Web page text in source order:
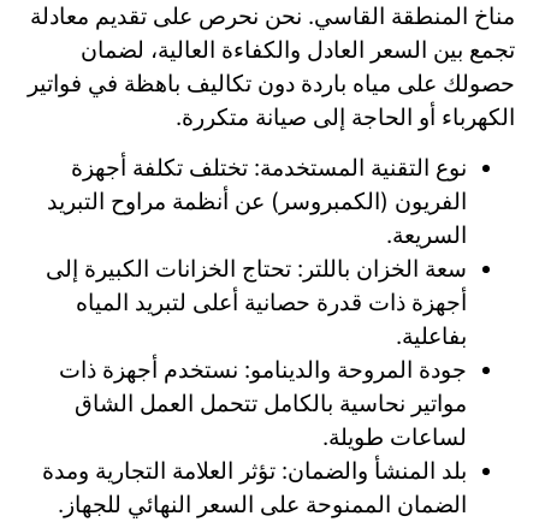
مناخ المنطقة القاسي. نحن نحرص على تقديم معادلة
تجمع بين السعر العادل والكفاءة العالية، لضمان
حصولك على مياه باردة دون تكاليف باهظة في فواتير
الكهرباء أو الحاجة إلى صيانة متكررة.
نوع التقنية المستخدمة: تختلف تكلفة أجهزة
الفريون (الكمبروسر) عن أنظمة مراوح التبريد
السريعة.
سعة الخزان باللتر: تحتاج الخزانات الكبيرة إلى
أجهزة ذات قدرة حصانية أعلى لتبريد المياه
بفاعلية.
جودة المروحة والدينامو: نستخدم أجهزة ذات
مواتير نحاسية بالكامل تتحمل العمل الشاق
لساعات طويلة.
بلد المنشأ والضمان: تؤثر العلامة التجارية ومدة
الضمان الممنوحة على السعر النهائي للجهاز.